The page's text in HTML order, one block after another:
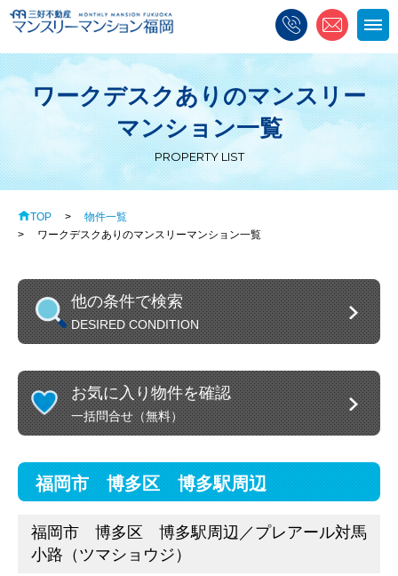
アクセス お問い合わせ お気に入り物件一覧
物件一覧 初めての方へ 入居までの流れ
料金・設備 活用例 お客様の声
選ばれる理由
ワークデスクありのマンスリー
マンション一覧
PROPERTY LIST
TOP
物件一覧
ワークデスクありのマンスリーマンション一覧
他の条件で検索
DESIRED CONDITION
お気に入り物件を確認
一括問合せ（無料）
福岡市 博多区 博多駅周辺
福岡市 博多区 博多駅周辺／プレアール対馬
小路（ツマショウジ）